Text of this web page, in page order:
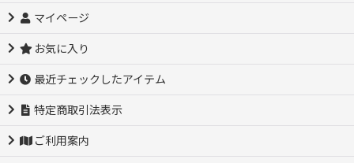
マイページ
お気に入り
最近チェックしたアイテム
特定商取引法表示
ご利用案内